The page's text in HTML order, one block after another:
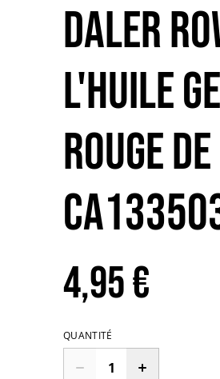
DALER
L'HUILE
ROUGE
4,95 €
QUANTITÉ